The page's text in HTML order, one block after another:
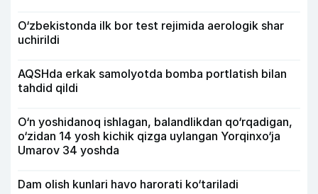
O‘zbekistonda ilk bor test rejimida aerologik shar
uchirildi
AQSHda erkak samolyotda bomba portlatish bilan
tahdid qildi
O‘n yoshidanoq ishlagan, balandlikdan qo‘rqadigan,
o‘zidan 14 yosh kichik qizga uylangan Yorqinxo‘ja
Umarov 34 yoshda
Dam olish kunlari havo harorati ko‘tariladi